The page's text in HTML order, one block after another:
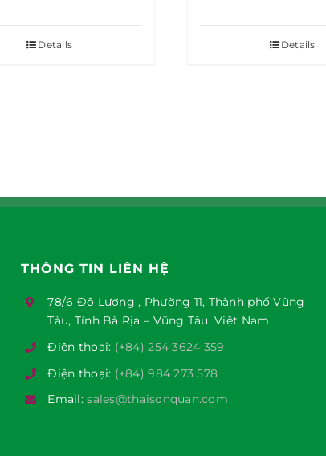
Details Details
THÔNG TIN LIÊN HỆ
78/6 Đô Lương , Phường 11, Thành phố Vũng
Tàu, Tỉnh Bà Rịa – Vũng Tàu, Việt Nam
Điện thoại: (+84) 254 3624 359
Điện thoại: (+84) 984 273 578
Email:sales@thaisonquan.com